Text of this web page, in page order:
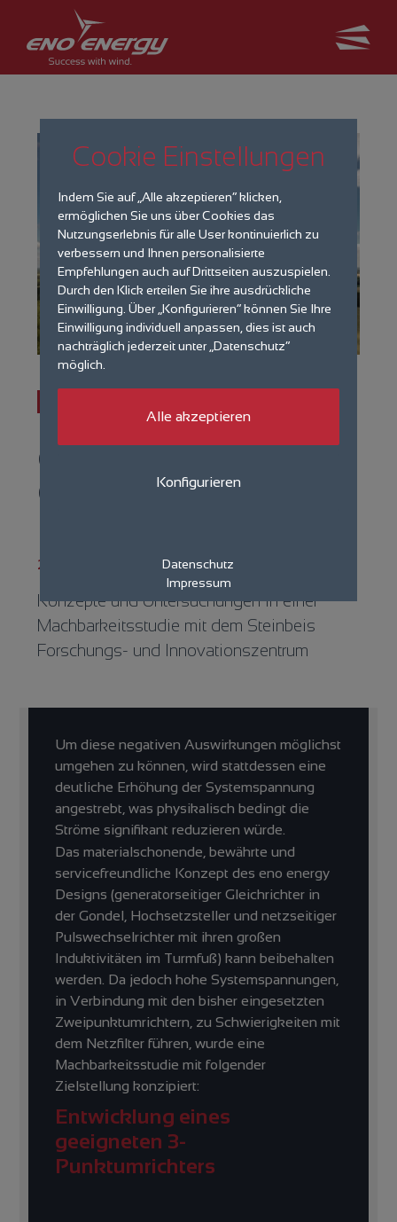
eno energy
entwickelt neue Um­
21.12.2023
Konzepte und Untersuchungen in einer
Machbarkeitsstudie mit dem Steinbeis
Forschungs- und Innovationszentrum
Um diese negativen Auswirkungen möglichst
umgehen zu können, wird stattdessen eine
deutliche Erhöhung der Systemspannung
angestrebt, was physikalisch bedingt die
Ströme signifikant reduzieren würde.
Das materialschonende, bewährte und
servicefreundliche Konzept des eno energy
Designs (generatorseitiger Gleichrichter in
der Gondel, Hochsetzsteller und netzseitiger
Pulswechselrichter mit ihren großen
Induktivitäten im Turmfuß) kann beibehalten
werden. Da jedoch hohe Systemspannungen,
in Verbindung mit den bisher eingesetzten
Zweipunktumrichtern, zu Schwierigkeiten mit
dem Netzfilter führen, wurde eine
Machbarkeitsstudie mit folgender
Zielstellung konzipiert:
Entwicklung eines
geeigneten 3-
Punktumrichters
Cookie Einstellungen
Indem Sie auf „Alle akzeptieren“ klicken,
ermöglichen Sie uns über Cookies das
Nutzungserlebnis für alle User kontinuierlich zu
verbessern und Ihnen personalisierte
Empfehlungen auch auf Drittseiten auszuspielen.
Durch den Klick erteilen Sie ihre ausdrückliche
Einwilligung. Über „Konfigurieren“ können Sie Ihre
Einwilligung individuell anpassen, dies ist auch
nachträglich jederzeit unter „Datenschutz“
möglich.
Alle akzeptieren
Konfigurieren
Datenschutz
Impressum